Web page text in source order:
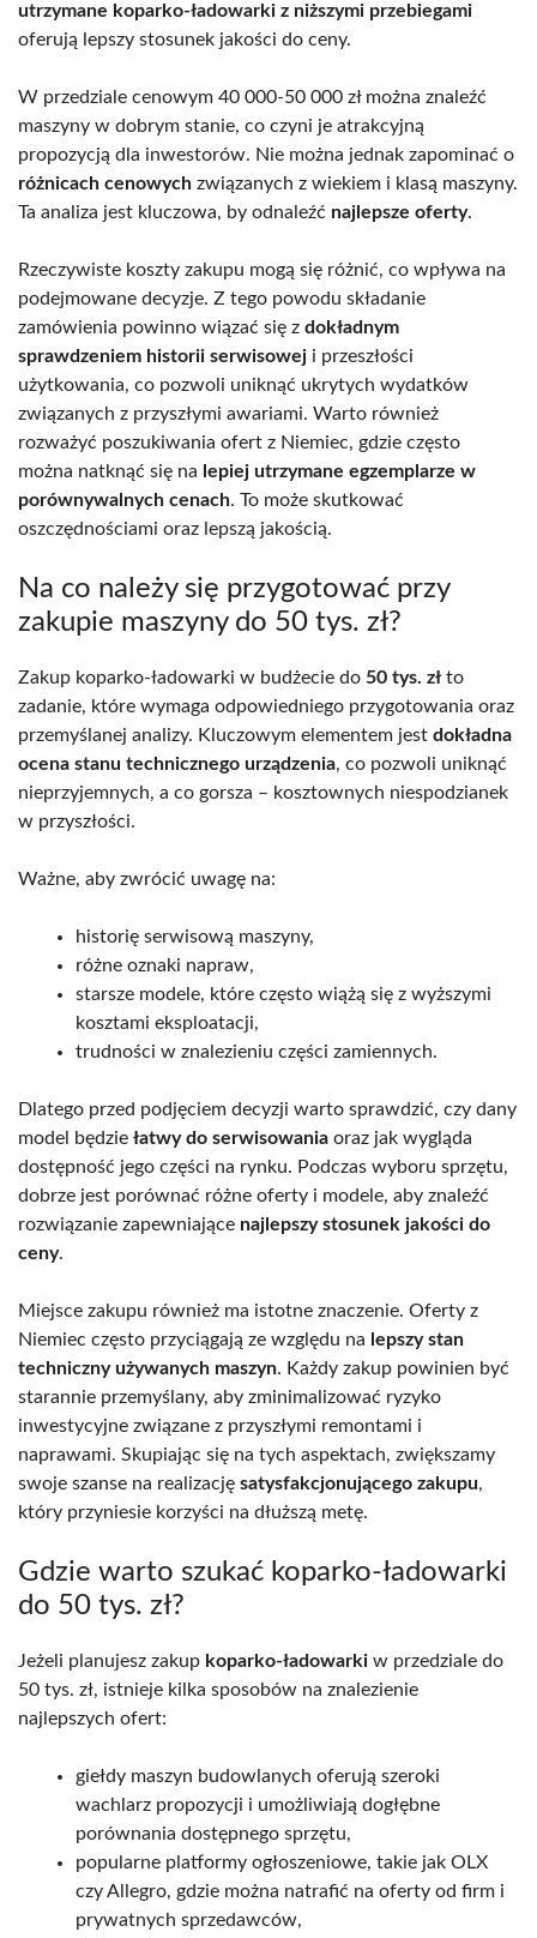
utrzymane koparko-ładowarki z niższymi przebiegami
oferują lepszy stosunek jakości do ceny.
W przedziale cenowym 40 000-50 000 zł można znaleźć
maszyny w dobrym stanie, co czyni je atrakcyjną
propozycją dla inwestorów. Nie można jednak zapominać o
różnicach cenowych związanych z wiekiem i klasą maszyny.
Ta analiza jest kluczowa, by odnaleźć najlepsze oferty.
Rzeczywiste koszty zakupu mogą się różnić, co wpływa na
podejmowane decyzje. Z tego powodu składanie
zamówienia powinno wiązać się z dokładnym
sprawdzeniem historii serwisowej i przeszłości
użytkowania, co pozwoli uniknąć ukrytych wydatków
związanych z przyszłymi awariami. Warto również
rozważyć poszukiwania ofert z Niemiec, gdzie często
można natknąć się na lepiej utrzymane egzemplarze w
porównywalnych cenach. To może skutkować
oszczędnościami oraz lepszą jakością.
Na co należy się przygotować przy
zakupie maszyny do 50 tys. zł?
Zakup koparko-ładowarki w budżecie do 50 tys. zł to
zadanie, które wymaga odpowiedniego przygotowania oraz
przemyślanej analizy. Kluczowym elementem jest dokładna
ocena stanu technicznego urządzenia, co pozwoli uniknąć
nieprzyjemnych, a co gorsza – kosztownych niespodzianek
w przyszłości.
Ważne, aby zwrócić uwagę na:
historię serwisową maszyny,
różne oznaki napraw,
starsze modele, które często wiążą się z wyższymi
kosztami eksploatacji,
trudności w znalezieniu części zamiennych.
Dlatego przed podjęciem decyzji warto sprawdzić, czy dany
model będzie łatwy do serwisowania oraz jak wygląda
dostępność jego części na rynku. Podczas wyboru sprzętu,
dobrze jest porównać różne oferty i modele, aby znaleźć
rozwiązanie zapewniające najlepszy stosunek jakości do
ceny.
Miejsce zakupu również ma istotne znaczenie. Oferty z
Niemiec często przyciągają ze względu na lepszy stan
techniczny używanych maszyn. Każdy zakup powinien być
starannie przemyślany, aby zminimalizować ryzyko
inwestycyjne związane z przyszłymi remontami i
naprawami. Skupiając się na tych aspektach, zwiększamy
swoje szanse na realizację satysfakcjonującego zakupu,
który przyniesie korzyści na dłuższą metę.
Gdzie warto szukać koparko-ładowarki
do 50 tys. zł?
Jeżeli planujesz zakup koparko-ładowarki w przedziale do
50 tys. zł, istnieje kilka sposobów na znalezienie
najlepszych ofert:
giełdy maszyn budowlanych oferują szeroki
wachlarz propozycji i umożliwiają dogłębne
porównania dostępnego sprzętu,
popularne platformy ogłoszeniowe, takie jak OLX
czy Allegro, gdzie można natrafić na oferty od firm i
prywatnych sprzedawców,